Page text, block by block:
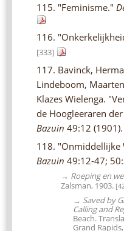
115. "Feminisme."
116.
[333]
117. Bavinck,
Lindeboom,
Klazes Wielenga.
de Hoogleeraren
Bazuin 49:12 (1901).
118. "Onmiddellijke
Bazuin 49:12-47;
→ Roeping en
Zalsman, 1903.
→ Saved by
Calling and
Beach.
Grand